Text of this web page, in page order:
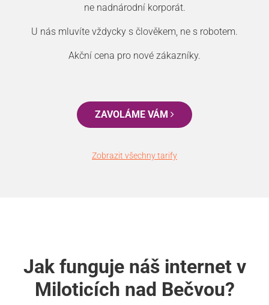
ne nadnárodní korporát.
U nás mluvíte vždycky s člověkem, ne s robotem.
Akční cena pro nové zákazníky.
ZAVOLÁME VÁM
Zobrazit všechny tarify
Jak funguje náš internet v
Miloticích nad Bečvou?